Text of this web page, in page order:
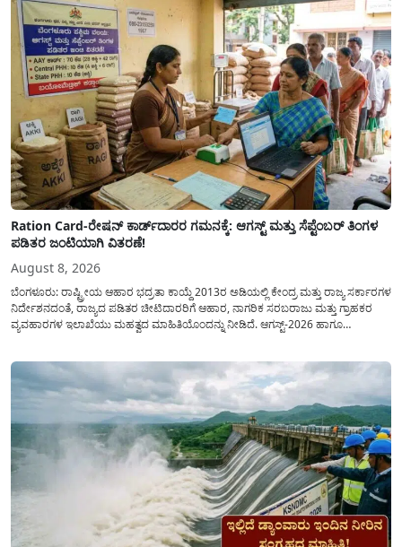
Ration Card-ರೇಷನ್ ಕಾರ್ಡ್‍ದಾರರ ಗಮನಕ್ಕೆ: ಆಗಸ್ಟ್ ಮತ್ತು ಸೆಪ್ಟೆಂಬರ್ ತಿಂಗಳ
ಪಡಿತರ ಜಂಟಿಯಾಗಿ ವಿತರಣೆ!
August 8, 2026
ಬೆಂಗಳೂರು: ರಾಷ್ಟ್ರೀಯ ಆಹಾರ ಭದ್ರತಾ ಕಾಯ್ದೆ 2013ರ ಅಡಿಯಲ್ಲಿ ಕೇಂದ್ರ ಮತ್ತು ರಾಜ್ಯ ಸರ್ಕಾರಗಳ
ನಿರ್ದೇಶನದಂತೆ, ರಾಜ್ಯದ ಪಡಿತರ ಚೀಟಿದಾರರಿಗೆ ಆಹಾರ, ನಾಗರಿಕ ಸರಬರಾಜು ಮತ್ತು ಗ್ರಾಹಕರ
ವ್ಯವಹಾರಗಳ ಇಲಾಖೆಯು ಮಹತ್ವದ ಮಾಹಿತಿಯೊಂದನ್ನು ನೀಡಿದೆ. ಆಗಸ್ಟ್-2026 ಹಾಗೂ